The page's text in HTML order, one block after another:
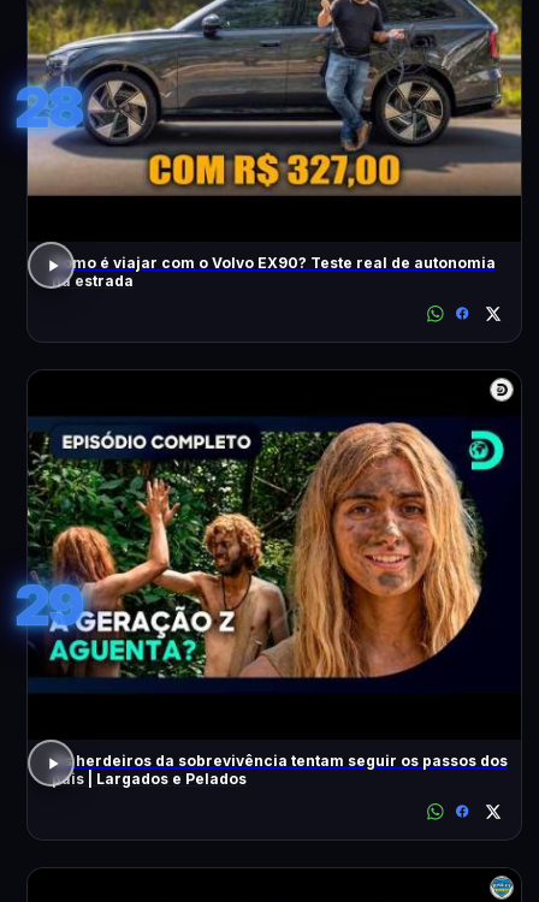
28
Como é viajar com o Volvo EX90? Teste real de autonomia
na estrada
29
Os herdeiros da sobrevivência tentam seguir os passos dos
pais | Largados e Pelados